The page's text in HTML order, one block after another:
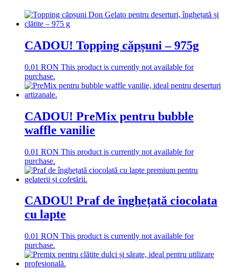
CADOU! Topping căpșuni – 975g
0.01 RON This product is currently not available for
purchase.
CADOU! PreMix pentru bubble
waffle vanilie
0.01 RON This product is currently not available for
purchase.
CADOU! Praf de înghețată ciocolata
cu lapte
0.01 RON This product is currently not available for
purchase.